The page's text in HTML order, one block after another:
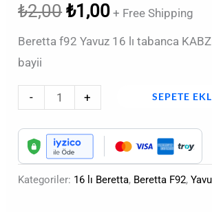
₺2,00 ₺1,00 + Free Shipping
Beretta f92 Yavuz 16 lı tabanca
bayii
- + SEPETE
Kategoriler: 16 lı Beretta, Beretta F92,